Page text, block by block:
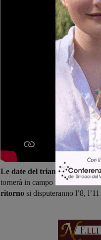
Le date del triangolaresono
tornerà in campo subito il 27 e
ritorno si disputeranno l’8,